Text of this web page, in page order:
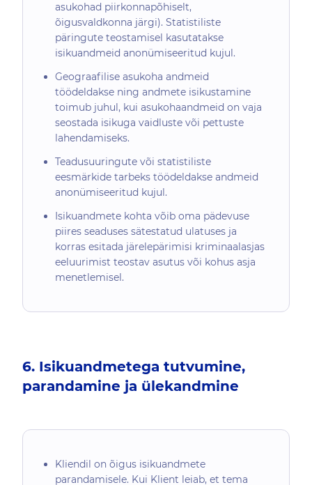
asukohad piirkonnapõhiselt,
õigusvaldkonna järgi). Statistiliste
päringute teostamisel kasutatakse
isikuandmeid anonümiseeritud kujul.
Geograafilise asukoha andmeid
töödeldakse ning andmete isikustamine
toimub juhul, kui asukohaandmeid on vaja
seostada isikuga vaidluste või pettuste
lahendamiseks.
Teadusuuringute või statistiliste
eesmärkide tarbeks töödeldakse andmeid
anonümiseeritud kujul.
Isikuandmete kohta võib oma pädevuse
piires seaduses sätestatud ulatuses ja
korras esitada järelepärimisi kriminaalasjas
eeluurimist teostav asutus või kohus asja
menetlemisel.
6. Isikuandmetega tutvumine,
parandamine ja ülekandmine
Kliendil on õigus isikuandmete
parandamisele. Kui Klient leiab, et tema